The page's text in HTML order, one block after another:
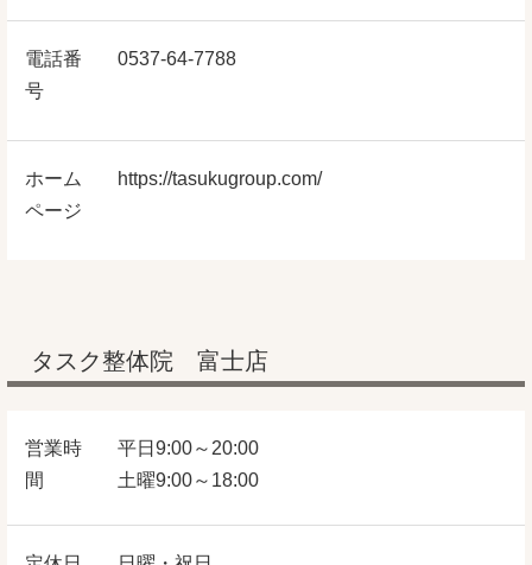
電話番
号
0537-64-7788
ホーム
ページ
https://tasukugroup.com/
タスク整体院 富士店
営業時
間
平日9:00～20:00
土曜9:00～18:00